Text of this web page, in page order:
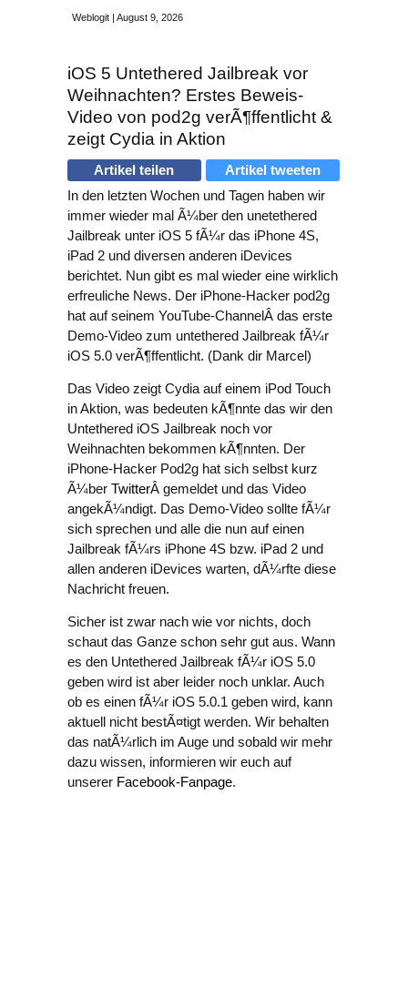
Weblogit | August 9, 2026
iOS 5 Untethered Jailbreak vor
Weihnachten? Erstes Beweis-
Video von pod2g verÃ¶ffentlicht &
zeigt Cydia in Aktion
Artikel teilen
Artikel tweeten
In den letzten Wochen und Tagen haben wir
immer wieder mal Ã¼ber den unetethered
Jailbreak unter iOS 5 fÃ¼r das iPhone 4S,
iPad 2 und diversen anderen iDevices
berichtet. Nun gibt es mal wieder eine wirklich
erfreuliche News. Der iPhone-Hacker pod2g
hat auf seinem YouTube-ChannelÂ das erste
Demo-Video zum untethered Jailbreak fÃ¼r
iOS 5.0 verÃ¶ffentlicht. (Dank dir Marcel)
Das Video zeigt Cydia auf einem iPod Touch
in Aktion, was bedeuten kÃ¶nnte das wir den
Untethered iOS Jailbreak noch vor
Weihnachten bekommen kÃ¶nnten. Der
iPhone-Hacker Pod2g hat sich selbst kurz
Ã¼ber TwitterÂ gemeldet und das Video
angekÃ¼ndigt. Das Demo-Video sollte fÃ¼r
sich sprechen und alle die nun auf einen
Jailbreak fÃ¼rs iPhone 4S bzw. iPad 2 und
allen anderen iDevices warten, dÃ¼rfte diese
Nachricht freuen.
Sicher ist zwar nach wie vor nichts, doch
schaut das Ganze schon sehr gut aus. Wann
es den Untethered Jailbreak fÃ¼r iOS 5.0
geben wird ist aber leider noch unklar. Auch
ob es einen fÃ¼r iOS 5.0.1 geben wird, kann
aktuell nicht bestÃ¤tigt werden. Wir behalten
das natÃ¼rlich im Auge und sobald wir mehr
dazu wissen, informieren wir euch auf
unserer Facebook-Fanpage.